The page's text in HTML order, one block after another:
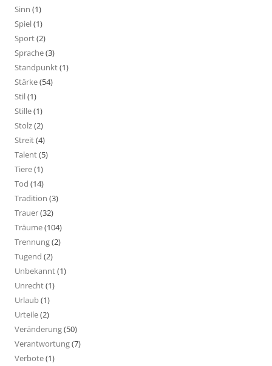
Sinn (1)
Spiel(1)
Sport(2)
Sprache(3)
Standpunkt(1)
Stärke(54)
Stil(1)
Stille(1)
Stolz(2)
Streit(4)
Talent(5)
Tiere(1)
Tod (14)
Tradition (3)
Trauer(32)
Träume(104)
Trennung(2)
Tugend (2)
Unbekannt(1)
Unrecht(1)
Urlaub(1)
Urteile(2)
Veränderung(50)
Verantwortung(7)
Verbote(1)